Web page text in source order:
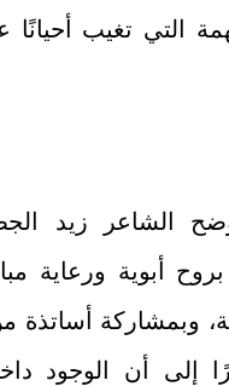
التي تغيب
الشاعر زيد
بروح أبوية ورعاية
وبمشاركة أساتذة
إلى أن الوجود